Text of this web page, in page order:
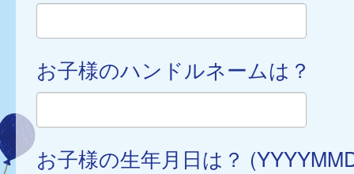
お子様のハンドルネームは？
お子様の生年月日は？